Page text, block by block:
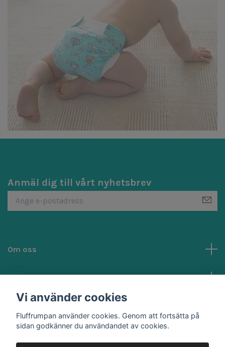
Anmäl dig till vårt nyhetsbrev
Om oss
Kundtjänst
Vi använder cookies
Fluffrumpan använder cookies. Genom att fortsätta på
sidan godkänner du användandet av cookies.